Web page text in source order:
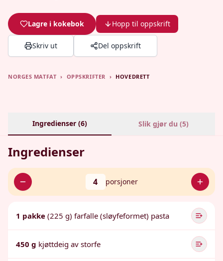
Lagre i kokebok Hopp til oppskrift
Skriv ut Del oppskrift
NORGES MATFAT › OPPSKRIFTER › HOVEDRETT
Ingredienser (6) Slik gjør du (5)
Ingredienser
4 porsjoner
1 pakke (225 g) farfalle (sløyfeformet) pasta
450 g kjøttdeig av storfe